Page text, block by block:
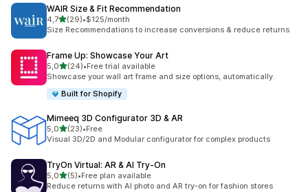
WAIR Size & Fit Recommendation
4,7na 5 gwiazdek
(29)
Łączna liczba recenzji: 29
•$125/month
Size Recommendations to increase conversions & reduce returns
Frame Up: Showcase Your Art
5,0na 5 gwiazdek
(24)
Łączna liczba recenzji: 24
•Free trial available
Showcase your wall art frame and size options, automatically.
Built for Shopify
Mimeeq 3D Configurator 3D & AR
5,0na 5 gwiazdek
(23)
Łączna liczba recenzji: 23
•Free
Visual 3D/2D and Modular configurator for complex products
TryOn Virtual: AR & AI Try‑On
5,0na 5 gwiazdek
(5)
Łączna liczba recenzji: 5
•Free plan available
Reduce returns with AI photo and AR try-on for fashion stores